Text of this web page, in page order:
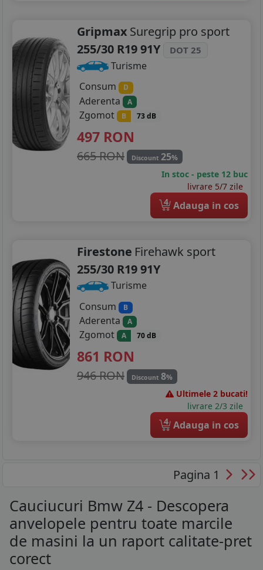
Gripmax Suregrip pro sport
255/30 R19 91Y
DOT 25
Turisme
Consum
D
Aderenta A
Zgomot B 73 dB
497 RON
665 RON Discount 25%
In stoc - peste 12 buc
livrare 5/7 zile
4 Adauga in cos
Firestone Firehawk sport
255/30 R19 91Y
Turisme
Consum
B
Aderenta A
Zgomot A 70 dB
861 RON
946 RON Discount 8%
Ultimele 2 bucati!
livrare 2/3 zile
4 Adauga in cos
Pagina 1
Cauciucuri Bmw Z4 - Descopera
anvelopele pentru toate marcile
de masini la un raport calitate-pret
corect